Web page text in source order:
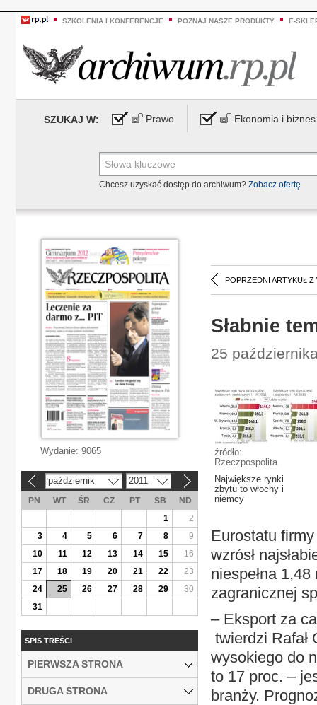
SZKOLENIA I KONFERENCJE POZNAJ NASZE PRODUKTY E-
SZUKAJ W: Prawo Ekonomia i biznes
Chcesz uzyskać dostęp do archiwum? Zobacz ofertę
POPRZEDNI ARTYKUŁ Z
Słabnie
25
źródło:
Rzeczpospolita
Największe rynki
zbytu to włochy i
niemcy
Eurostatu
wzrósł
niespełna
zagranicznej
– Eksport za
twierdzi Rafał
wysokiego do
to 17 proc. –
branży.
Wydanie: 9065
październik 2011
PN WT ŚR CZ PT SB
ND
1
2
3
4 5 6 7 8
9
10
11 12 13 14 15
16
17
18 19 20 21 22
23
24
25 26 27 28 29
30
31
SPIS TREŚCI
PIERWSZA STRONA
DRUGA STRONA